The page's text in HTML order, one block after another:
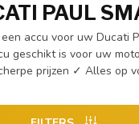
PAUL
accu voor uw Ducati
geschikt is voor uw
prijzen ✓ Alles op